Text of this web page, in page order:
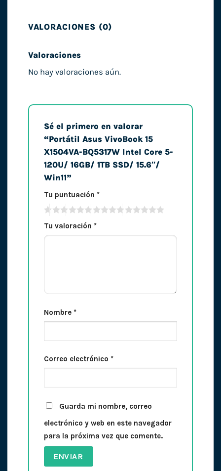
VALORACIONES (0)
Valoraciones
No hay valoraciones aún.
Sé el primero en valorar
“Portátil Asus VivoBook 15
X1504VA-BQ5317W Intel Core 5-
120U/ 16GB/ 1TB SSD/ 15.6″/
Win11”
Tu puntuación *
Tu valoración *
Nombre *
Correo electrónico *
Guarda mi nombre, correo
electrónico y web en este navegador
para la próxima vez que comente.